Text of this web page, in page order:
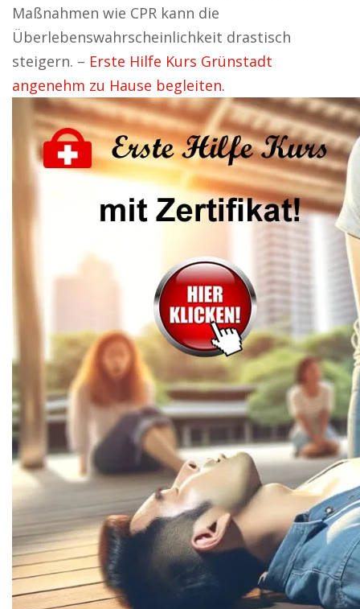
Maßnahmen wie CPR kann die
Überlebenswahrscheinlichkeit drastisch
steigern. – Erste Hilfe Kurs Grünstadt
angenehm zu Hause begleiten.